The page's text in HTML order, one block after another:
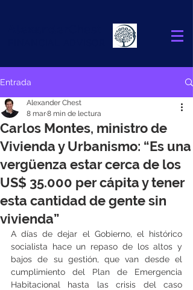
Entrada
Carlos Montes, ministro de
Vivienda y Urbanismo: “Es una
vergüenza estar cerca de los
US$ 35.000 per cápita y tener
esta cantidad de gente sin
vivienda”
Alexander Chest
8 mar8 min de lectura
A días de dejar el Gobierno, el histórico
socialista hace un repaso de los altos y
bajos de su gestión, que van desde el
cumplimiento del Plan de Emergencia
Habitacional hasta las crisis del caso